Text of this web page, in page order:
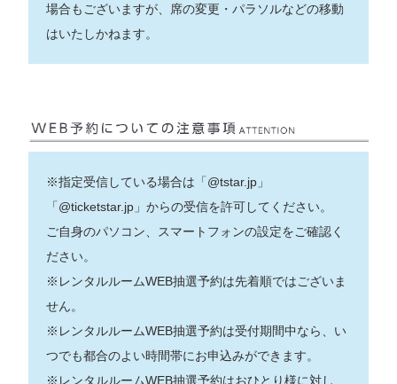
場合もございますが、席の変更・パラソルなどの移動
はいたしかねます。
※指定受信している場合は 「@tstar.jp」
「@ticketstar.jp 」からの受信を許可してください。
ご自身のパソコン、スマートフォンの設定をご確認く
ださい。
※レンタルルームWEB抽選予約は先着順ではございま
せん。
※レンタルルームWEB抽選予約は受付期間中なら、い
つでも都合のよい時間帯にお申込みができます。
※レンタルルームWEB抽選予約はおひとり様に対し